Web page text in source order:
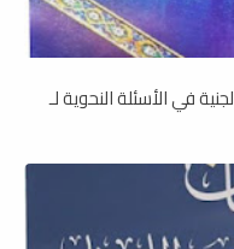
في الأسئلة النحوية لـ